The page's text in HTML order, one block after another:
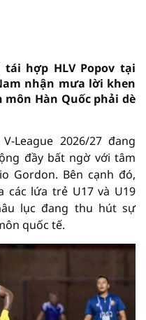
hợp HLV Popov tại
nhận mưa lời khen
Hàn Quốc phải dè
League 2026/27 đang
đầy bất ngờ với tâm
Gordon. Bên cạnh đó,
các lứa trẻ U17 và U19
lục đang thu hút sự
quốc tế.